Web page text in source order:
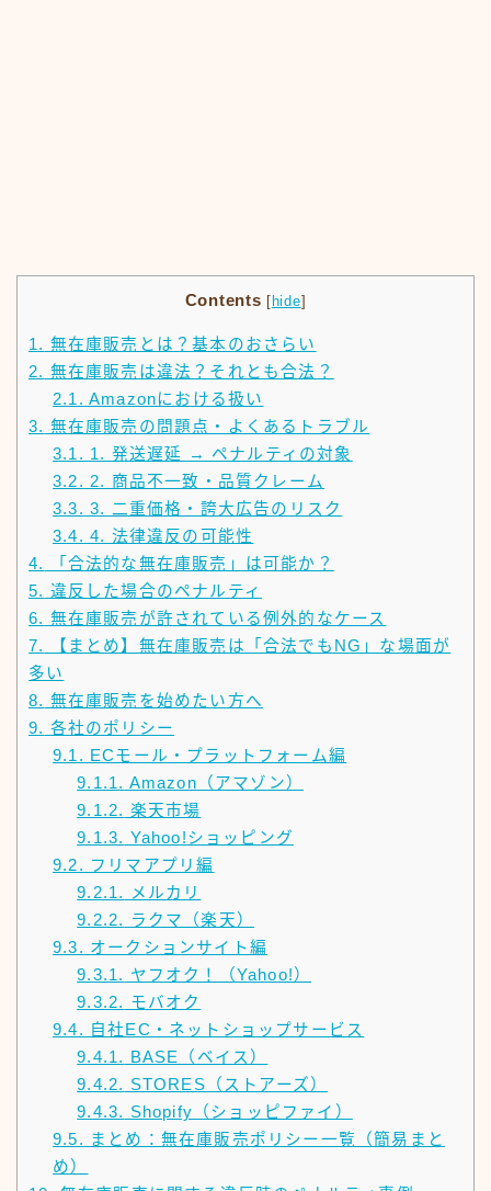
Contents [ hide]
1. 無在庫販売とは？基本のおさらい
2. 無在庫販売は違法？それとも合法？
2.1. Amazonにおける扱い
3. 無在庫販売の問題点・よくあるトラブル
3.1. 1. 発送遅延 → ペナルティの対象
3.2. 2. 商品不一致・品質クレーム
3.3. 3. 二重価格・誇大広告のリスク
3.4. 4. 法律違反の可能性
4.
「合法的な無在庫販売」は可能か？
5. 違反した場合のペナルティ
6. 無在庫販売が許されている例外的なケース
7.
【まとめ】無在庫販売は「合法でもNG」な場面が
多い
8. 無在庫販売を始めたい方へ
9. 各社のポリシー
9.1. ECモール・プラットフォーム編
9.1.1. Amazon（アマゾン）
9.1.2. 楽天市場
9.1.3. Yahoo!ショッピング
9.2. フリマアプリ編
9.2.1.
メルカリ
9.2.2.
ラクマ（楽天）
9.3. オークションサイト編
9.3.1. ヤフオク！（Yahoo!）
9.3.2. モバオク
9.4.
自社EC・ネットショップサービス
9.4.1.
BASE（ベイス）
9.4.2. STORES（ストアーズ）
9.4.3. Shopify（ショッピファイ）
9.5. まとめ：無在庫販売ポリシー一覧（簡易まと
め）